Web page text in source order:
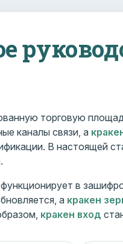
торговую
каналы связи, а
В настоящей
функционирует в
а кракен
кракен вход